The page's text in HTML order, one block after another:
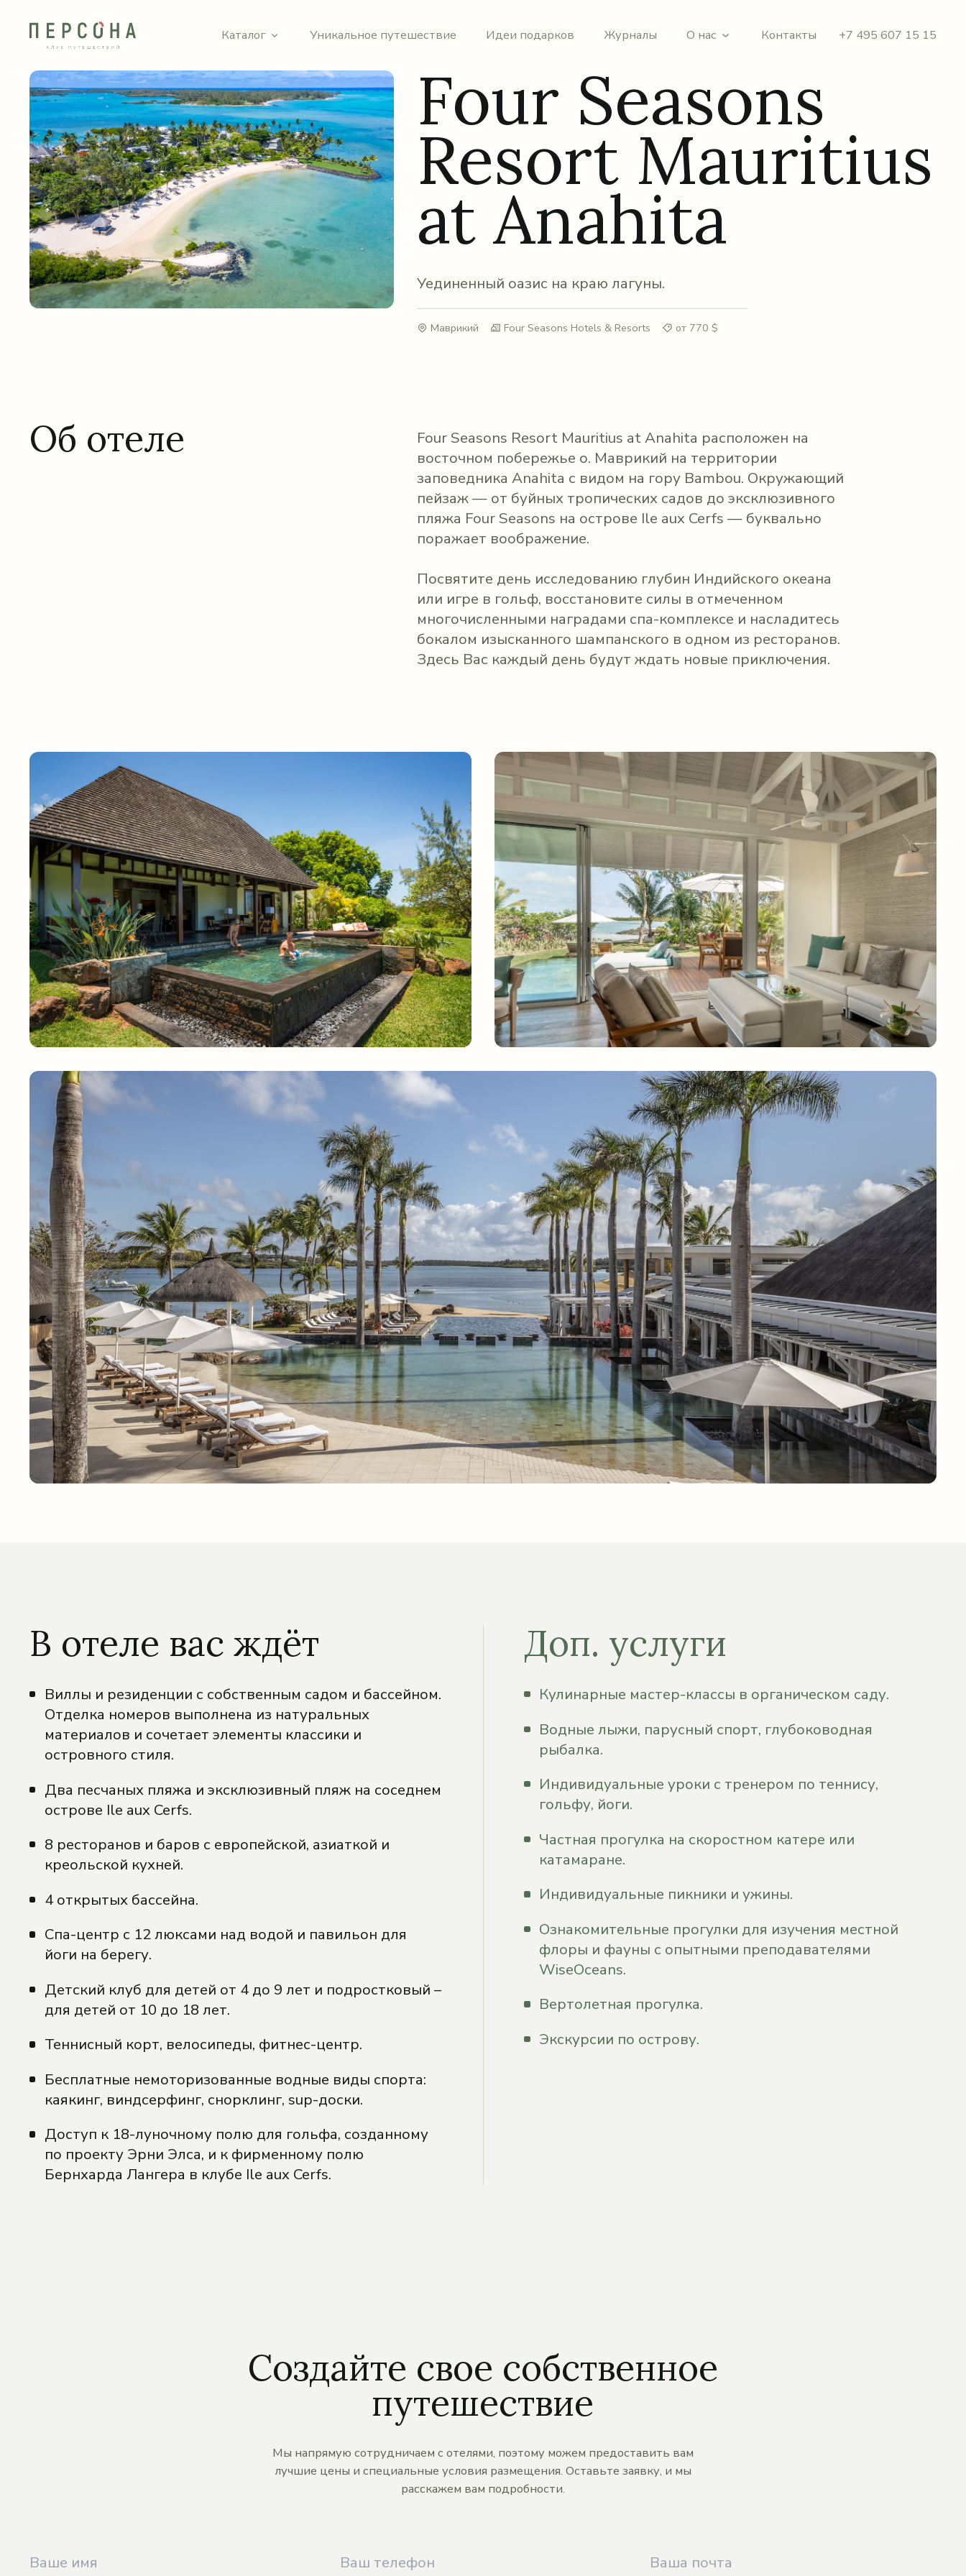
Каталог Уникальное путешествие Идеи подарков Журналы О нас Контакты +7 495 607 15 15
Four Seasons
Resort Mauritius
at Anahita
Уединенный оазис на краю лагуны.
Маврикий Four Seasons Hotels & Resorts от 770 $
Об отеле
Four Seasons Resort Mauritius at Anahita расположен на
восточном побережье о. Маврикий на территории
заповедника Anahita с видом на гору Bambou. Окружающий
пейзаж — от буйных тропических садов до эксклюзивного
пляжа Four Seasons на острове Ile aux Cerfs — буквально
поражает воображение.
Посвятите день исследованию глубин Индийского океана
или игре в гольф, восстановите силы в отмеченном
многочисленными наградами спа-комплексе и насладитесь
бокалом изысканного шампанского в одном из ресторанов.
Здесь Вас каждый день будут ждать новые приключения.
В отеле вас ждёт
Виллы и резиденции с собственным садом и бассейном.
Отделка номеров выполнена из натуральных
материалов и сочетает элементы классики и
островного стиля.
Два песчаных пляжа и эксклюзивный пляж на соседнем
острове Ile aux Cerfs.
8 ресторанов и баров с европейской, азиаткой и
креольской кухней.
4 открытых бассейна.
Спа-центр с 12 люксами над водой и павильон для
йоги на берегу.
Детский клуб для детей от 4 до 9 лет и подростковый –
для детей от 10 до 18 лет.
Теннисный корт, велосипеды, фитнес-центр.
Бесплатные немоторизованные водные виды спорта:
каякинг, виндсерфинг, снорклинг, sup-доски.
Доступ к 18-луночному полю для гольфа, созданному
по проекту Эрни Элса, и к фирменному полю
Бернхарда Лангера в клубе Ile aux Cerfs.
Доп. услуги
Кулинарные мастер-классы в органическом саду.
Водные лыжи, парусный спорт, глубоководная
рыбалка.
Индивидуальные уроки с тренером по теннису,
гольфу, йоги.
Частная прогулка на скоростном катере или
катамаране.
Индивидуальные пикники и ужины.
Ознакомительные прогулки для изучения местной
флоры и фауны с опытными преподавателями
WiseOceans.
Вертолетная прогулка.
Экскурсии по острову.
Создайте свое собственное
путешествие
Мы напрямую сотрудничаем с отелями, поэтому можем предоставить вам
лучшие цены и специальные условия размещения. Оставьте заявку, и мы
расскажем вам подробности.